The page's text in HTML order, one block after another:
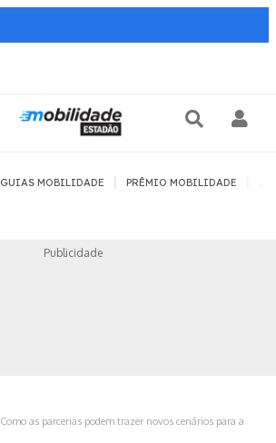
GUIAS MOBILIDADE PRÊMIO MOBILIDADE
Publicidade
Como as parcerias podem trazer novos cenários para a